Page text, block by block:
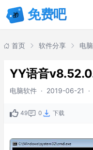
首页 软件分享 电
YY语音
电脑软件 · 2019-06-21 ·
49 0 下载